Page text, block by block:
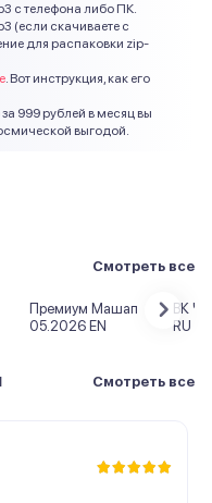
с телефона либо ПК.
(если скачиваете с
для распаковки zip-
. Вот инструкция, как его
за 999 рублей в месяц вы
выгодой.
Смотреть все
5
Премиум Машап
05.2026 EN
5
ВК
RU
Смотреть все